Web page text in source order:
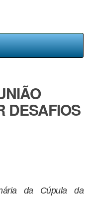
DESAFIOS
da Cúpula da